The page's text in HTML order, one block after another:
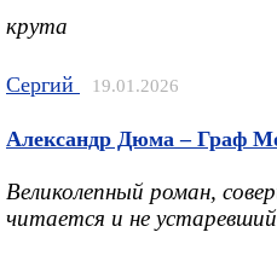
крута
Сергий 19.01.2026
Александр Дюма – Граф
Великолепный роман,
читается и не